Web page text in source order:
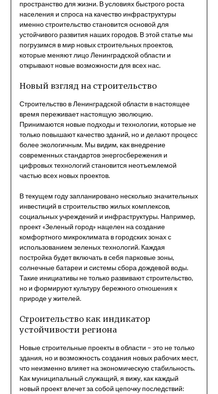
пространство для жизни. В условиях быстрого роста
населения и спроса на качество инфраструктуры
именно строительство становится основой для
устойчивого развития наших городов. В этой статье мы
погрузимся в мир новых строительных проектов,
которые меняют лицо Ленинградской области и
открывают новые возможности для всех нас.
Новый взгляд на строительство
Строительство в Ленинградской области в настоящее
время переживает настоящую эволюцию.
Принимаются новые подходы и технологии, которые не
только повышают качество зданий, но и делают процесс
более экологичным. Мы видим, как внедрение
современных стандартов энергосбережения и
цифровых технологий становится неотъемлемой
частью всех новых проектов.
В текущем году запланировано несколько значительных
инвестиций в строительство жилых комплексов,
социальных учреждений и инфраструктуры. Например,
проект «Зеленый город» нацелен на создание
комфортного микроклимата в городских зонах с
использованием зеленых технологий. Каждая
постройка будет включать в себя парковые зоны,
солнечные батареи и системы сбора дождевой воды.
Такие инициативы не только развивают строительство,
но и формируют культуру бережного отношения к
природе у жителей.
Строительство как индикатор
устойчивости региона
Новые строительные проекты в области – это не только
здания, но и возможность создания новых рабочих мест,
что неизменно влияет на экономическую стабильность.
Как муниципальный служащий, я вижу, как каждый
новый проект влечет за собой цепочку последствий: